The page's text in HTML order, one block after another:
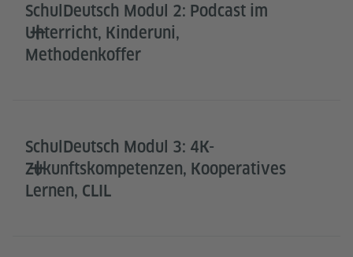
SchulDeutsch Modul 2: Podcast im
Unterricht, Kinderuni,
Methodenkoffer
SchulDeutsch Modul 3: 4K-
Zukunftskompetenzen, Kooperatives
Lernen, CLIL